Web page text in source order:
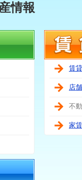
情報
賃
店
不
家